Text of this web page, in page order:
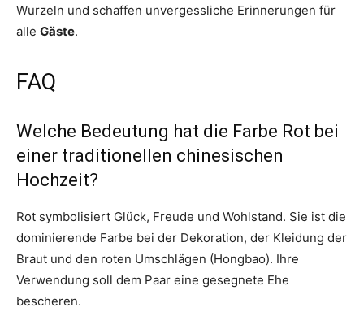
Wurzeln und schaffen unvergessliche Erinnerungen für
alle Gäste.
FAQ
Welche Bedeutung hat die Farbe Rot bei
einer traditionellen chinesischen
Hochzeit?
Rot symbolisiert Glück, Freude und Wohlstand. Sie ist die
dominierende Farbe bei der Dekoration, der Kleidung der
Braut und den roten Umschlägen (Hongbao). Ihre
Verwendung soll dem Paar eine gesegnete Ehe
bescheren.